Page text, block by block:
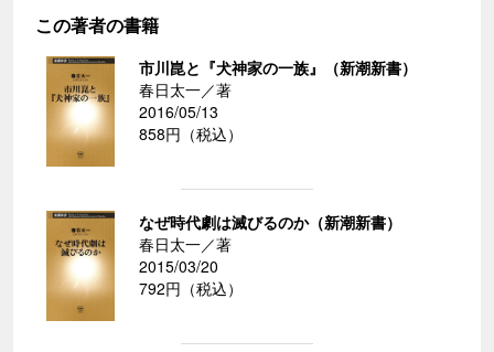
この著者の書籍
市川崑と『犬神家の一族』（新潮新書）
春日太一／著
2016/05/13
858円（税込）
なぜ時代劇は滅びるのか（新潮新書）
春日太一／著
2015/03/20
792円（税込）